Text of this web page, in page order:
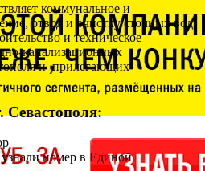
коммунальное и
отвод и очистку сточных вод,
и техническое
канализационных
и прилегающих
Севастополя:
номер в Единой